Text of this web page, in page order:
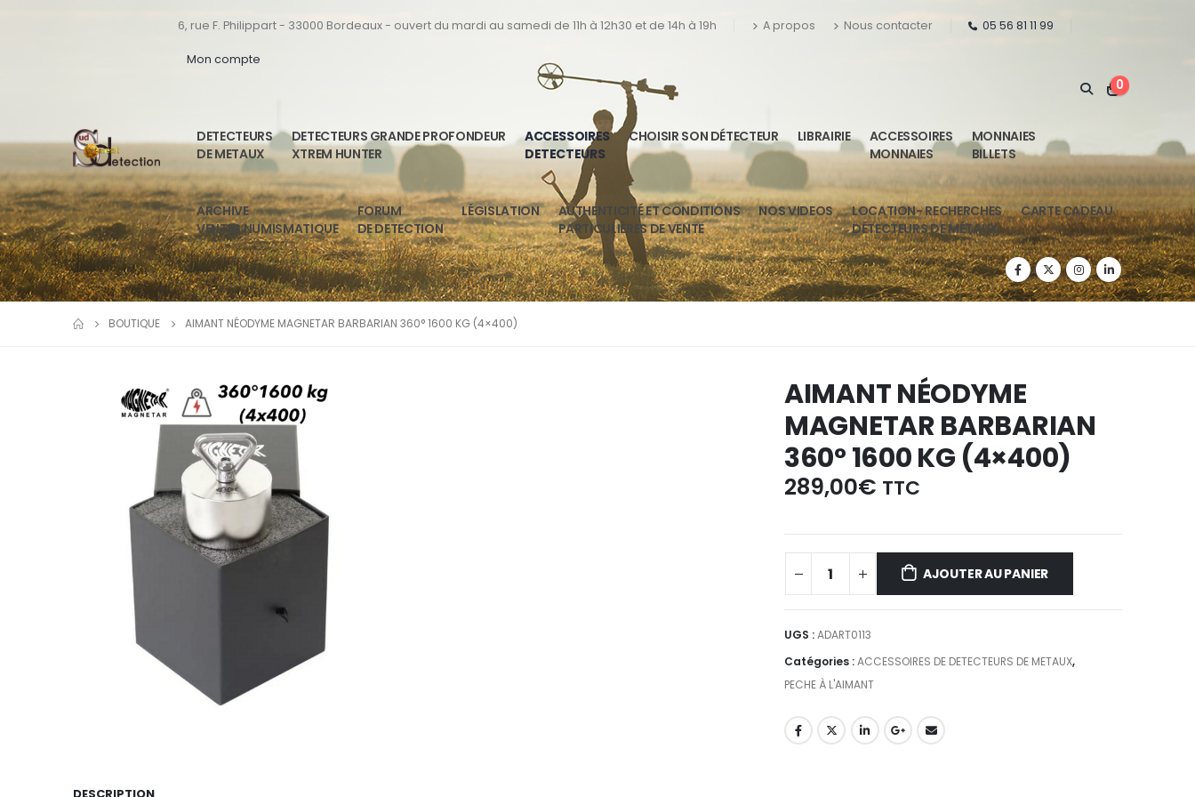
6, rue F. Philippart - 33000 Bordeaux - ouvert du mardi au samedi de 11h à 12h30 et de 14h à 19h A propos Nous contacter 05 56 81 11 99
Mon compte
0
DETECTEURS
DE METAUX
DETECTEURS GRANDE PROFONDEUR
XTREM HUNTER
ACCESSOIRES
DETECTEURS
CHOISIR SON DÉTECTEUR LIBRAIRIE
ACCESSOIRES
MONNAIES
MONNAIES
BILLETS
ARCHIVE
VENTES NUMISMATIQUE
FORUM
DE DETECTION
LÉGISLATION
AUTHENTICITÉ ET CONDITIONS
PARTICULIÈRES DE VENTE
NOS VIDEOS
LOCATION- RECHERCHES
DÉTECTEURS DE MÉTAUX
CARTE CADEAU
BOUTIQUE AIMANT NÉODYME MAGNETAR BARBARIAN 360° 1600 KG (4×400)
AIMANT NÉODYME
MAGNETAR BARBARIAN
360° 1600 KG (4×400)
289,00€ TTC
AJOUTER AU PANIER
UGS :ADART0113
Catégories :ACCESSOIRES DE DETECTEURS DE METAUX,
PECHE À L'AIMANT